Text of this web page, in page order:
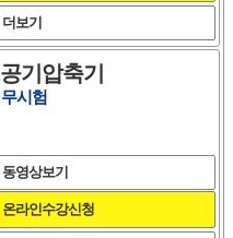
더보기
공기압축기
무시험
온라인수강신청
동영상보기